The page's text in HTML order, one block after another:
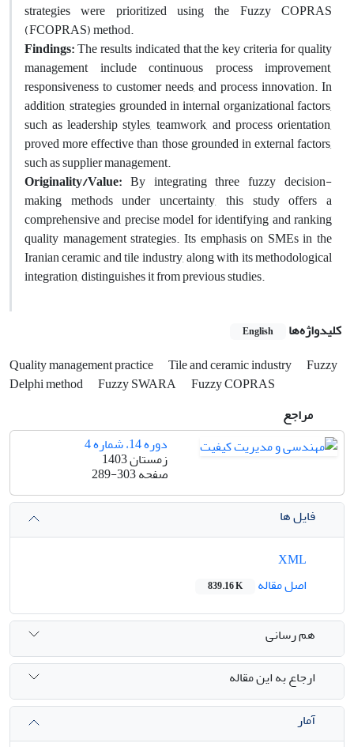
strategies were prioritized using the Fuzzy COPRAS
(FCOPRAS) method.
Findings:The results indicated that the key criteria for quality
management include continuous process improvement,
responsiveness to customer needs, and process innovation. In
addition, strategies grounded in internal organizational factors,
such as leadership styles, teamwork, and process orientation,
proved more effective than those grounded in external factors,
such as supplier management.
Originality/Value: By integrating three fuzzy decision-
making methods under uncertainty, this study offers a
comprehensive and precise model for identifying and ranking
quality management strategies. Its emphasis on SMEs in the
Iranian ceramic and tile industry, along with its methodological
integration, distinguishes it from previous studies.
کلیدواژه‌ها English
Quality management practice Tile and ceramic industry
Fuzzy
Delphi method
Fuzzy SWARA
Fuzzy COPRAS
مراجع
دوره 14، شماره 4
زمستان 1403
صفحه289-303
فایل ها
اصل مقاله
839.16 K
هم رسانی
ارجاع به این مقاله
آمار